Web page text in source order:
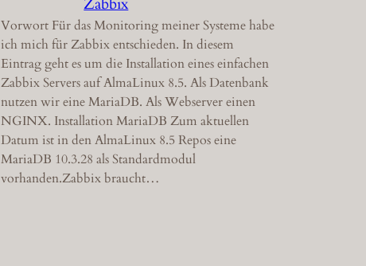
Vorwort Für das Monitoring meiner Systeme habe
ich mich für Zabbix entschieden. In diesem
Eintrag geht es um die Installation eines einfachen
Zabbix Servers auf AlmaLinux 8.5. Als Datenbank
nutzen wir eine MariaDB. Als Webserver einen
NGINX. Installation MariaDB Zum aktuellen
Datum ist in den AlmaLinux 8.5 Repos eine
MariaDB 10.3.28 als Standardmodul
vorhanden.Zabbix braucht…